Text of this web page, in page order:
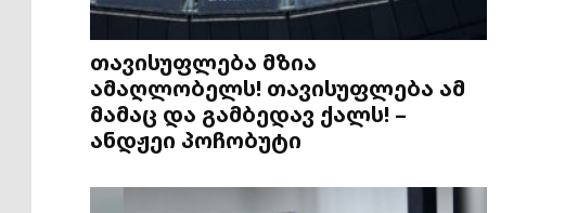
თავისუფლება მზია
ამაღლობელს! თავისუფლება ამ
მამაც და გამბედავ ქალს! –
ანდჟეი პოჩობუტი